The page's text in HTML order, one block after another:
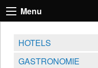
Menu
HOTELS
GASTRONOMIE